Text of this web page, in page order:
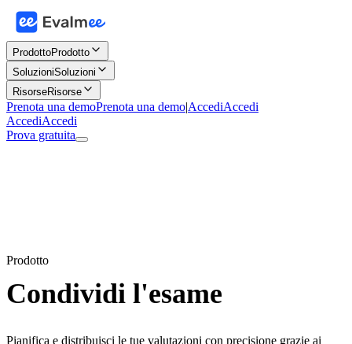
ProdottoProdotto
SoluzioniSoluzioni
RisorseRisorse
Prenota una demoPrenota una demo|AccediAccedi
AccediAccedi
Prova gratuita
Prodotto
Condividi l'esame
Pianifica e distribuisci le tue valutazioni con precisione grazie ai